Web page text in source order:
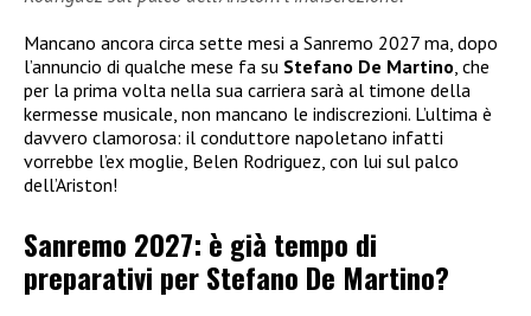
Mancano ancora circa sette mesi a Sanremo 2027 ma, dopo
l’annuncio di qualche mese fa su Stefano De Martino , che
per la prima volta nella sua carriera sarà al timone della
kermesse musicale, non mancano le indiscrezioni. L’ultima è
davvero clamorosa: il conduttore napoletano infatti
vorrebbe l’ex moglie, Belen Rodriguez, con lui sul palco
dell’Ariston!
Sanremo 2027: è già tempo di
preparativi per Stefano De Martino?